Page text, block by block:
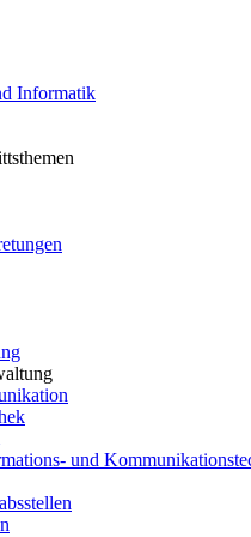
Informatik
und